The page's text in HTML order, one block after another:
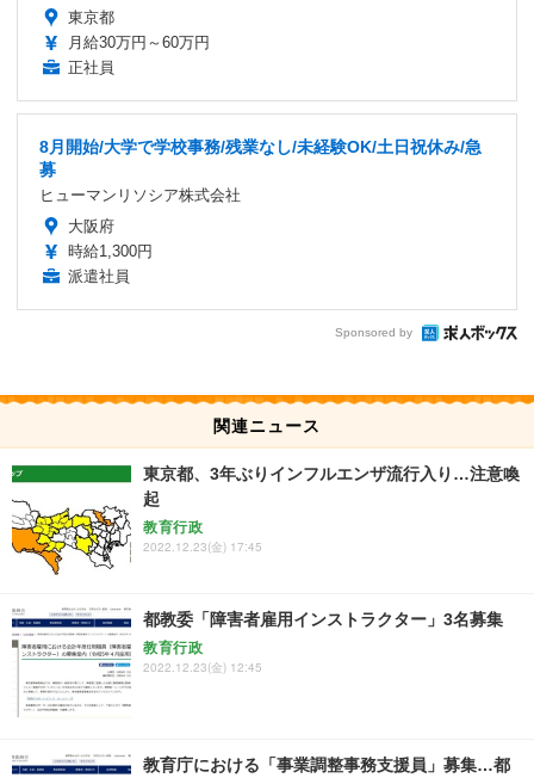
東京都
月給30万円～60万円
正社員
8月開始/大学で学校事務/残業なし/未経験OK/土日祝休み/急
募
ヒューマンリソシア株式会社
大阪府
時給1,300円
派遣社員
Sponsored by
関連ニュース
東京都、3年ぶりインフルエンザ流行入り…注意喚
起
教育行政
2022.12.23(金) 17:45
都教委「障害者雇用インストラクター」3名募集
教育行政
2022.12.23(金) 12:45
教育庁における「事業調整事務支援員」募集…都